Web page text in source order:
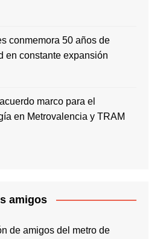
conmemora 50 años de
en constante expansión
marco para el
en Metrovalencia y TRAM
amigos
de amigos del metro de